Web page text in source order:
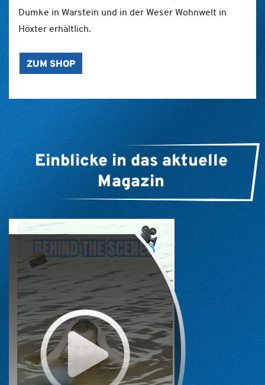
Dumke in Warstein und in der Weser Wohnwelt in
Höxter erhältlich.
ZUM SHOP
Einblicke in das aktuelle
Magazin